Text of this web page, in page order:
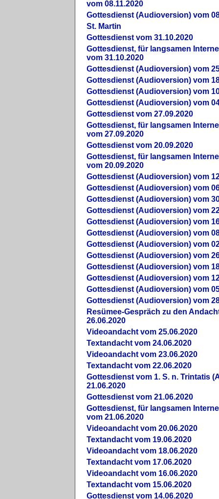
vom 08.11.2020
Gottesdienst (Audioversion) vom
St. Martin
Gottesdienst vom 31.10.2020
Gottesdienst, für langsamen
vom 31.10.2020
Gottesdienst (Audioversion) vom
Gottesdienst (Audioversion) vom
Gottesdienst (Audioversion) vom
Gottesdienst (Audioversion) vom
Gottesdienst vom 27.09.2020
Gottesdienst, für langsamen
vom 27.09.2020
Gottesdienst vom 20.09.2020
Gottesdienst, für langsamen
vom 20.09.2020
Gottesdienst (Audioversion) vom
Gottesdienst (Audioversion) vom
Gottesdienst (Audioversion) vom
Gottesdienst (Audioversion) vom
Gottesdienst (Audioversion) vom
Gottesdienst (Audioversion) vom
Gottesdienst (Audioversion) vom
Gottesdienst (Audioversion) vom
Gottesdienst (Audioversion) vom
Gottesdienst (Audioversion) vom
Gottesdienst (Audioversion) vom
Gottesdienst (Audioversion) vom
Re­sü­mee-Gespräch zu den
26.06.2020
Videoandacht vom 25.06.2020
Textandacht vom 24.06.2020
Videoandacht vom 23.06.2020
Textandacht vom 22.06.2020
Gottesdienst vom 1. S. n. Trintatis
21.06.2020
Gottesdienst vom 21.06.2020
Gottesdienst, für langsamen
vom 21.06.2020
Videoandacht vom 20.06.2020
Textandacht vom 19.06.2020
Videoandacht vom 18.06.2020
Textandacht vom 17.06.2020
Videoandacht vom 16.06.2020
Textandacht vom 15.06.2020
Gottesdienst vom 14.06.2020